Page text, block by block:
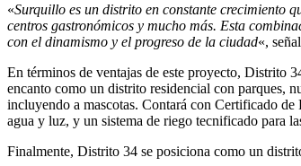
«Surquillo es un distrito en constante crecimiento
centros gastronómicos y mucho más. Esta
con el dinamismo y el progreso de la ciudad«,
En términos de ventajas de este proyecto, Distrito
encanto como un distrito residencial con parques,
incluyendo a mascotas. Contará con Certificado
agua y luz, y un sistema de riego tecnificado para
Finalmente, Distrito 34 se posiciona como un